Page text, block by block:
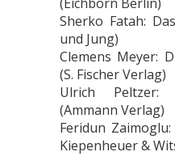
Sherko Fatah:
und Jung)
Clemens Meyer:
(S. Fischer Verlag)
Ulrich
(Ammann Verlag)
Feridun
Kiepenheuer &